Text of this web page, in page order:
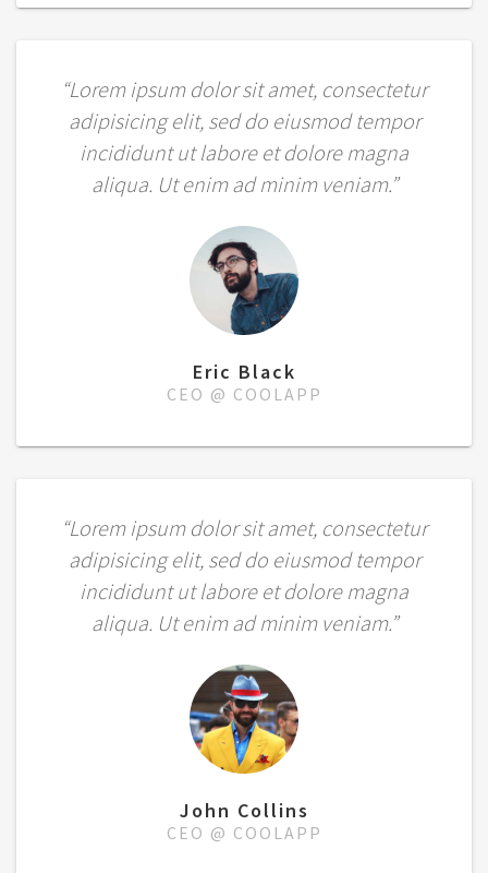
“Lorem ipsum dolor sit amet, consectetur
adipisicing elit, sed do eiusmod tempor
incididunt ut labore et dolore magna
aliqua. Ut enim ad minim veniam.”
Eric Black
CEO @ COOLAPP
“Lorem ipsum dolor sit amet, consectetur
adipisicing elit, sed do eiusmod tempor
incididunt ut labore et dolore magna
aliqua. Ut enim ad minim veniam.”
John Collins
CEO @ COOLAPP